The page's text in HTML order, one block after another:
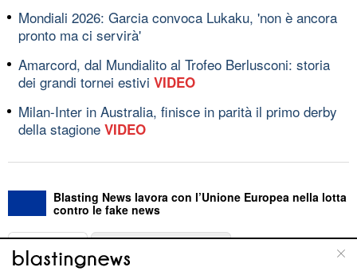
Mondiali 2026: Garcia convoca Lukaku, 'non è ancora
pronto ma ci servirà'
Amarcord, dal Mundialito al Trofeo Berlusconi: storia
dei grandi tornei estivi VIDEO
Milan-Inter in Australia, finisce in parità il primo derby
della stagione VIDEO
Blasting News lavora con l’Unione Europea nella lotta
contro le fake news
ABOUT